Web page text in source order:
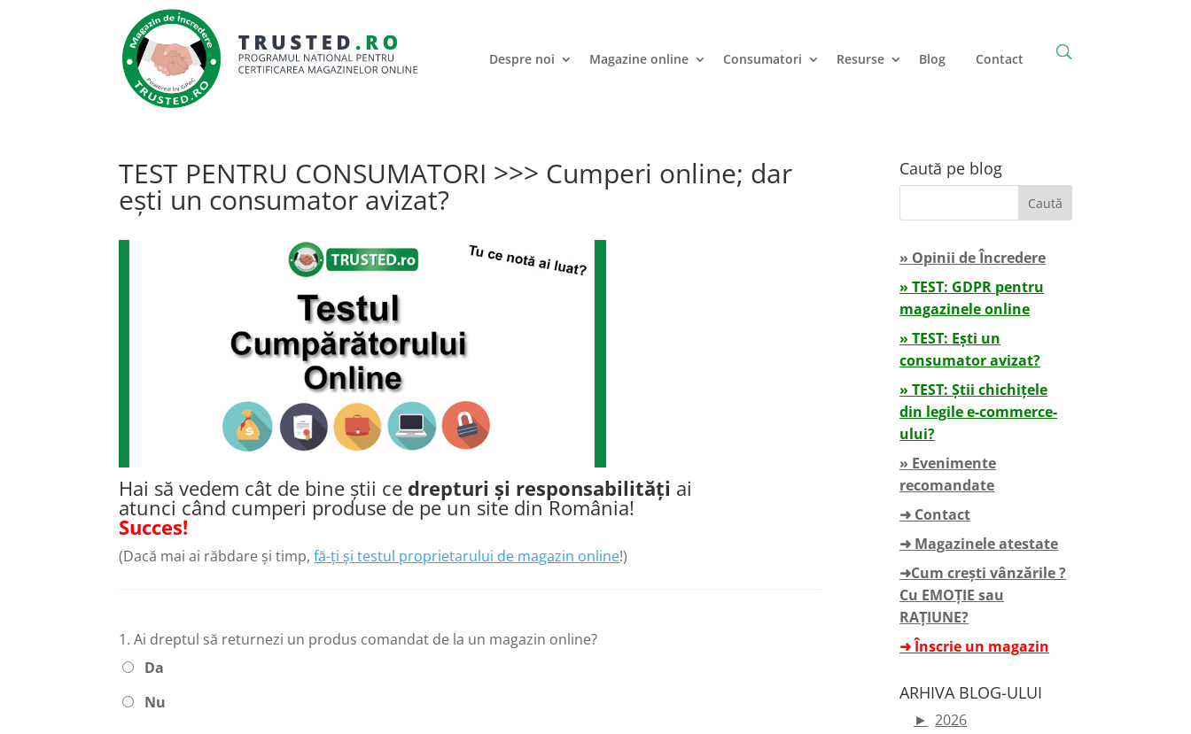
Despre noi Magazine online Consumatori Resurse Blog Contact
TEST PENTRU CONSUMATORI >>> Cumperi online; dar
ești un consumator avizat?
Hai să vedem cât de bine știi ce drepturi și responsabilități ai
atunci când cumperi produse de pe un site din România!
Succes!
(Dacă mai ai răbdare și timp,fă-ți și testul proprietarului de magazin online!)
1.Ai dreptul să returnezi un produs comandat de la un magazin online?
Da
Nu
Caută pe blog
» Opinii de Încredere
» TEST: GDPR pentru
magazinele online
» TEST: Ești un
consumator avizat?
» TEST: Știi chichițele
din legile e-commerce-
ului?
» Evenimente
recomandate
➜ Contact
➜ Magazinele atestate
➜Cum crești vânzările ?
Cu EMOȚIE sau
RAȚIUNE?
➜ Înscrie un magazin
ARHIVA BLOG-ULUI
► 2026